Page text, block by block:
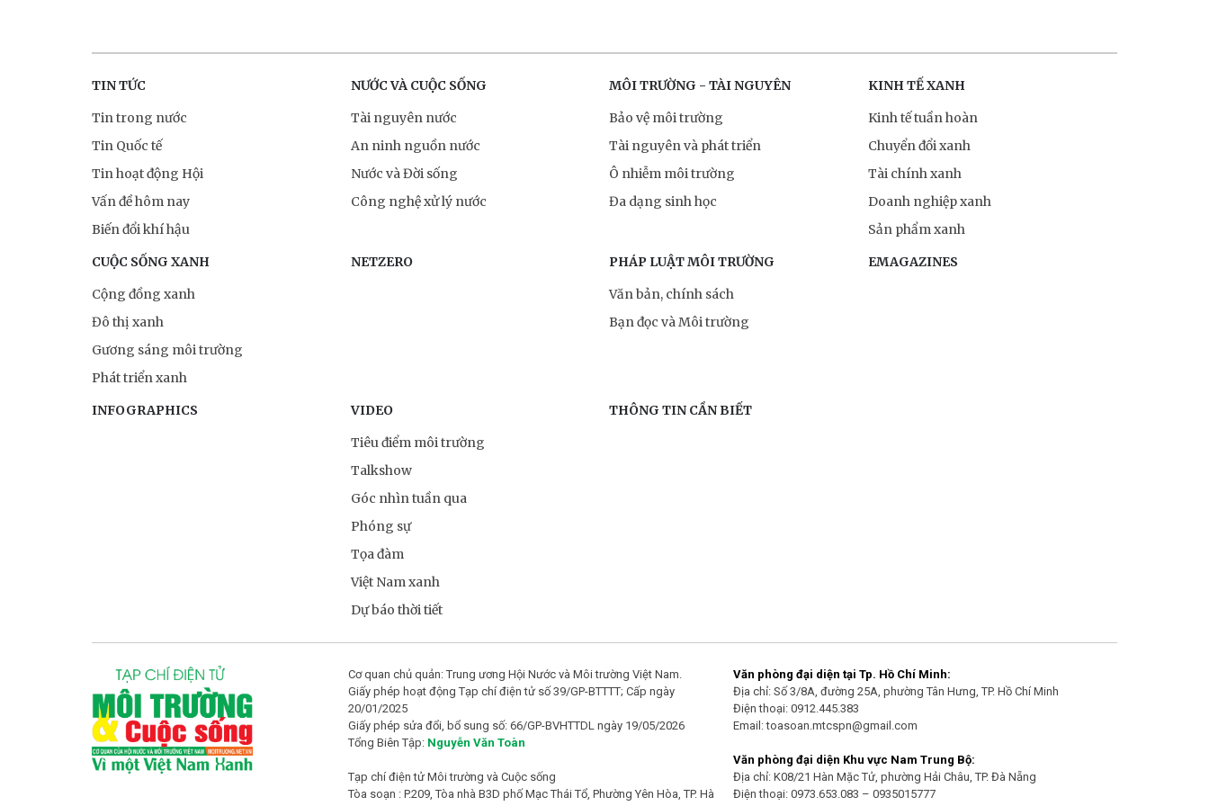
TIN TỨC
Tin trong nước
Tin Quốc tế
Tin hoạt động Hội
Vấn đề hôm nay
Biến đổi khí hậu
NƯỚC VÀ CUỘC SỐNG
Tài nguyên nước
An ninh nguồn nước
Nước và Đời sống
Công nghệ xử lý nước
MÔI TRƯỜNG - TÀI NGUYÊN
Bảo vệ môi trường
Tài nguyên và phát triển
Ô nhiễm môi trường
Đa dạng sinh học
KINH TẾ XANH
Kinh tế tuần hoàn
Chuyển đổi xanh
Tài chính xanh
Doanh nghiệp xanh
Sản phẩm xanh
CUỘC SỐNG XANH
Cộng đồng xanh
Đô thị xanh
Gương sáng môi trường
Phát triển xanh
NETZERO
PHÁP LUẬT MÔI TRƯỜNG
Văn bản, chính sách
Bạn đọc và Môi trường
EMAGAZINES
INFOGRAPHICS
VIDEO
Tiêu điểm môi trường
Talkshow
Góc nhìn tuần qua
Phóng sự
Tọa đàm
Việt Nam xanh
Dự báo thời tiết
THÔNG TIN CẦN BIẾT
Cơ quan chủ quản: Trung ương Hội Nước và Môi trường Việt Nam.
Giấy phép hoạt động Tạp chí điện tử số 39/GP-BTTTT; Cấp ngày
20/01/2025
Giấy phép sửa đổi, bổ sung số: 66/GP-BVHTTDL ngày 19/05/2026
Tổng Biên Tập: Nguyễn Văn Toàn
Tạp chí điện tử Môi trường và Cuộc sống
Tòa soạn : P.209, Tòa nhà B3D phố Mạc Thái Tổ, Phường Yên Hòa, TP. Hà
Văn phòng đại diện tại Tp. Hồ Chí Minh:
Địa chỉ: Số 3/8A, đường 25A, phường Tân Hưng, TP. Hồ Chí Minh
Điện thoại: 0912.445.383
Email: toasoan.mtcspn@gmail.com
Văn phòng đại diện Khu vực Nam Trung Bộ:
Địa chỉ: K08/21 Hàn Mặc Tử, phường Hải Châu, TP. Đà Nẵng
Điện thoại: 0973.653.083 – 0935015777